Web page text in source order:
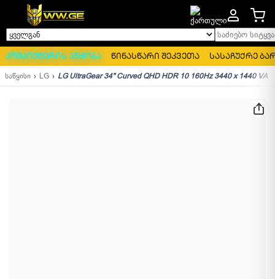
ყველგან საძიებო
კომპიუტერის აწყობა წინასწარი შეკვეთა სასაჩუქრე
საწყისი LG LG UltraGear 34" Curved QHD HDR 10 160Hz 3440 x 1440 VA